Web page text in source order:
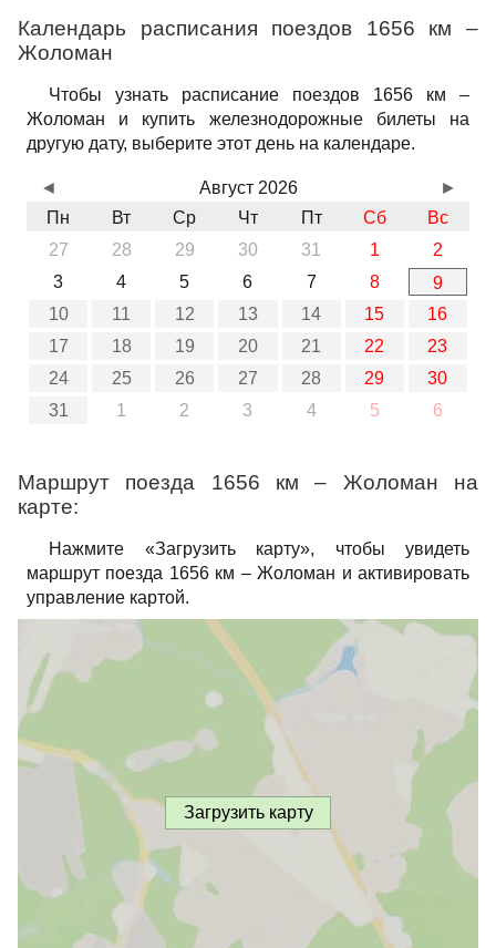
Календарь расписания поездов 1656 км –
Жоломан
Чтобы узнать расписание поездов 1656 км –
Жоломан и купить железнодорожные билеты на
другую дату, выберите этот день на календаре.
Август 2026
Пн
Вт Ср Чт Пт Сб
Вс
27
28 29 30 31 1
2
3
4 5 6 7 8
9
10
11 12 13 14 15
16
17
18 19 20 21 22
23
24
25 26 27 28 29
30
31
1 2 3 4 5 6
◄ ►
Маршрут поезда 1656 км – Жоломан на
карте:
Нажмите «Загрузить карту», чтобы увидеть
маршрут поезда 1656 км – Жоломан и активировать
управление картой.
Загрузить карту